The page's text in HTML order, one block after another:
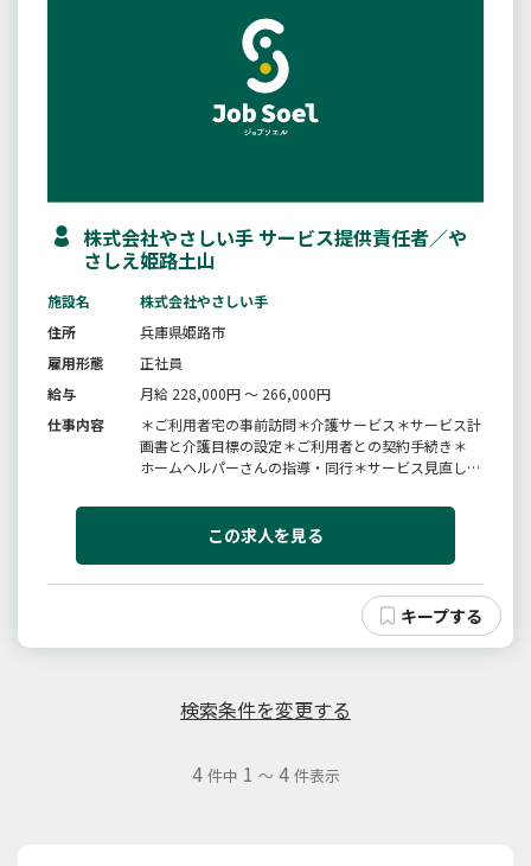
株式会社やさしい手 サービス提供責任者／や
さしえ姫路土山
施設名
株式会社やさしい手
住所
兵庫県姫路市
雇用形態
正社員
給与
月給 228,000円 ～ 266,000円
仕事内容
＊ご利用者宅の事前訪問＊介護サービス＊サービス計
画書と介護目標の設定＊ご利用者との契約手続き＊
ホームヘルパーさんの指導・同行＊サービス見直しに
囲：変更なし
この求人を見る
検索条件を変更する
4 件中 1 ～ 4 件表示